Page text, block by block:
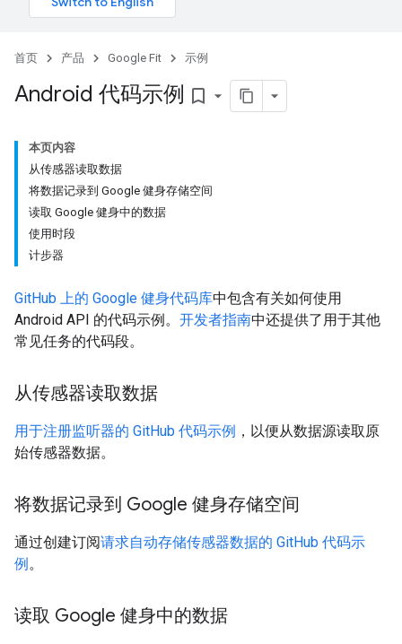
首页 产品 Google Fit 示例
Android 代码示例 bookmark_border
本页内容
从传感器读取数据
将数据记录到 Google 健身存储空间
读取 Google 健身中的数据
使用时段
计步器
GitHub 上的 Google 健身代码库中包含有关如何使用
Android API 的代码示例。 开发者指南中还提供了用于其他
常见任务的代码段。
从传感器读取数据
用于注册监听器的 GitHub 代码示例 ，以便从数据源读取原
始传感器数据。
将数据记录到 Google 健身存储空间
通过创建订阅请求自动存储传感器数据的 GitHub 代码示
例。
读取 Google 健身中的数据